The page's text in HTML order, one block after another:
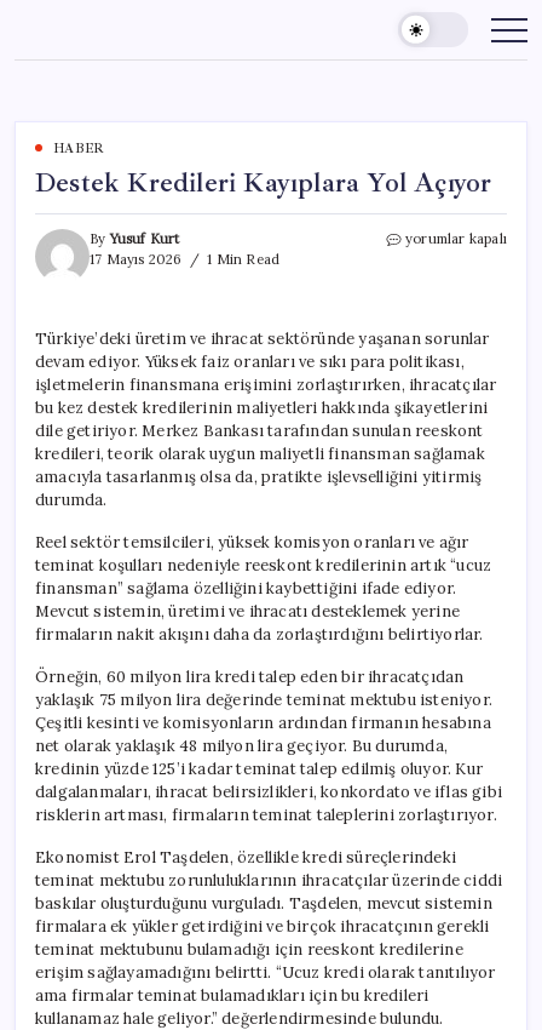
content
HABER
Destek Kredileri Kayıplara Yol Açıyor
ByYusuf Kurt
17 Mayıs 2026
1 Min Read
Destek
için
yorumlar kapalı
Türkiye’deki üretim ve ihracat sektöründe yaşanan sorunlar
devam ediyor. Yüksek faiz oranları ve sıkı para politikası,
işletmelerin finansmana erişimini zorlaştırırken, ihracatçılar
bu kez destek kredilerinin maliyetleri hakkında şikayetlerini
dile getiriyor. Merkez Bankası tarafından sunulan reeskont
kredileri, teorik olarak uygun maliyetli finansman sağlamak
amacıyla tasarlanmış olsa da, pratikte işlevselliğini yitirmiş
durumda.
Reel sektör temsilcileri, yüksek komisyon oranları ve ağır
teminat koşulları nedeniyle reeskont kredilerinin artık “ucuz
finansman” sağlama özelliğini kaybettiğini ifade ediyor.
Mevcut sistemin, üretimi ve ihracatı desteklemek yerine
firmaların nakit akışını daha da zorlaştırdığını belirtiyorlar.
Örneğin, 60 milyon lira kredi talep eden bir ihracatçıdan
yaklaşık 75 milyon lira değerinde teminat mektubu isteniyor.
Çeşitli kesinti ve komisyonların ardından firmanın hesabına
net olarak yaklaşık 48 milyon lira geçiyor. Bu durumda,
kredinin yüzde 125’i kadar teminat talep edilmiş oluyor. Kur
dalgalanmaları, ihracat belirsizlikleri, konkordato ve iflas gibi
risklerin artması, firmaların teminat taleplerini zorlaştırıyor.
Ekonomist Erol Taşdelen, özellikle kredi süreçlerindeki
teminat mektubu zorunluluklarının ihracatçılar üzerinde ciddi
baskılar oluşturduğunu vurguladı. Taşdelen, mevcut sistemin
firmalara ek yükler getirdiğini ve birçok ihracatçının gerekli
teminat mektubunu bulamadığı için reeskont kredilerine
erişim sağlayamadığını belirtti. “Ucuz kredi olarak tanıtılıyor
ama firmalar teminat bulamadıkları için bu kredileri
kullanamaz hale geliyor.” değerlendirmesinde bulundu.